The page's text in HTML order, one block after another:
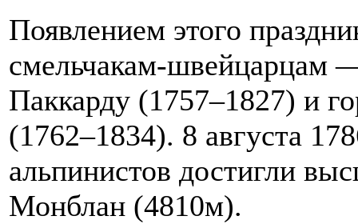
Появлением этого
смельчакам-
Паккарду (1757–1827) и
(1762–1834). 8 августа
альпинистов достигли
Монблан (4810м).